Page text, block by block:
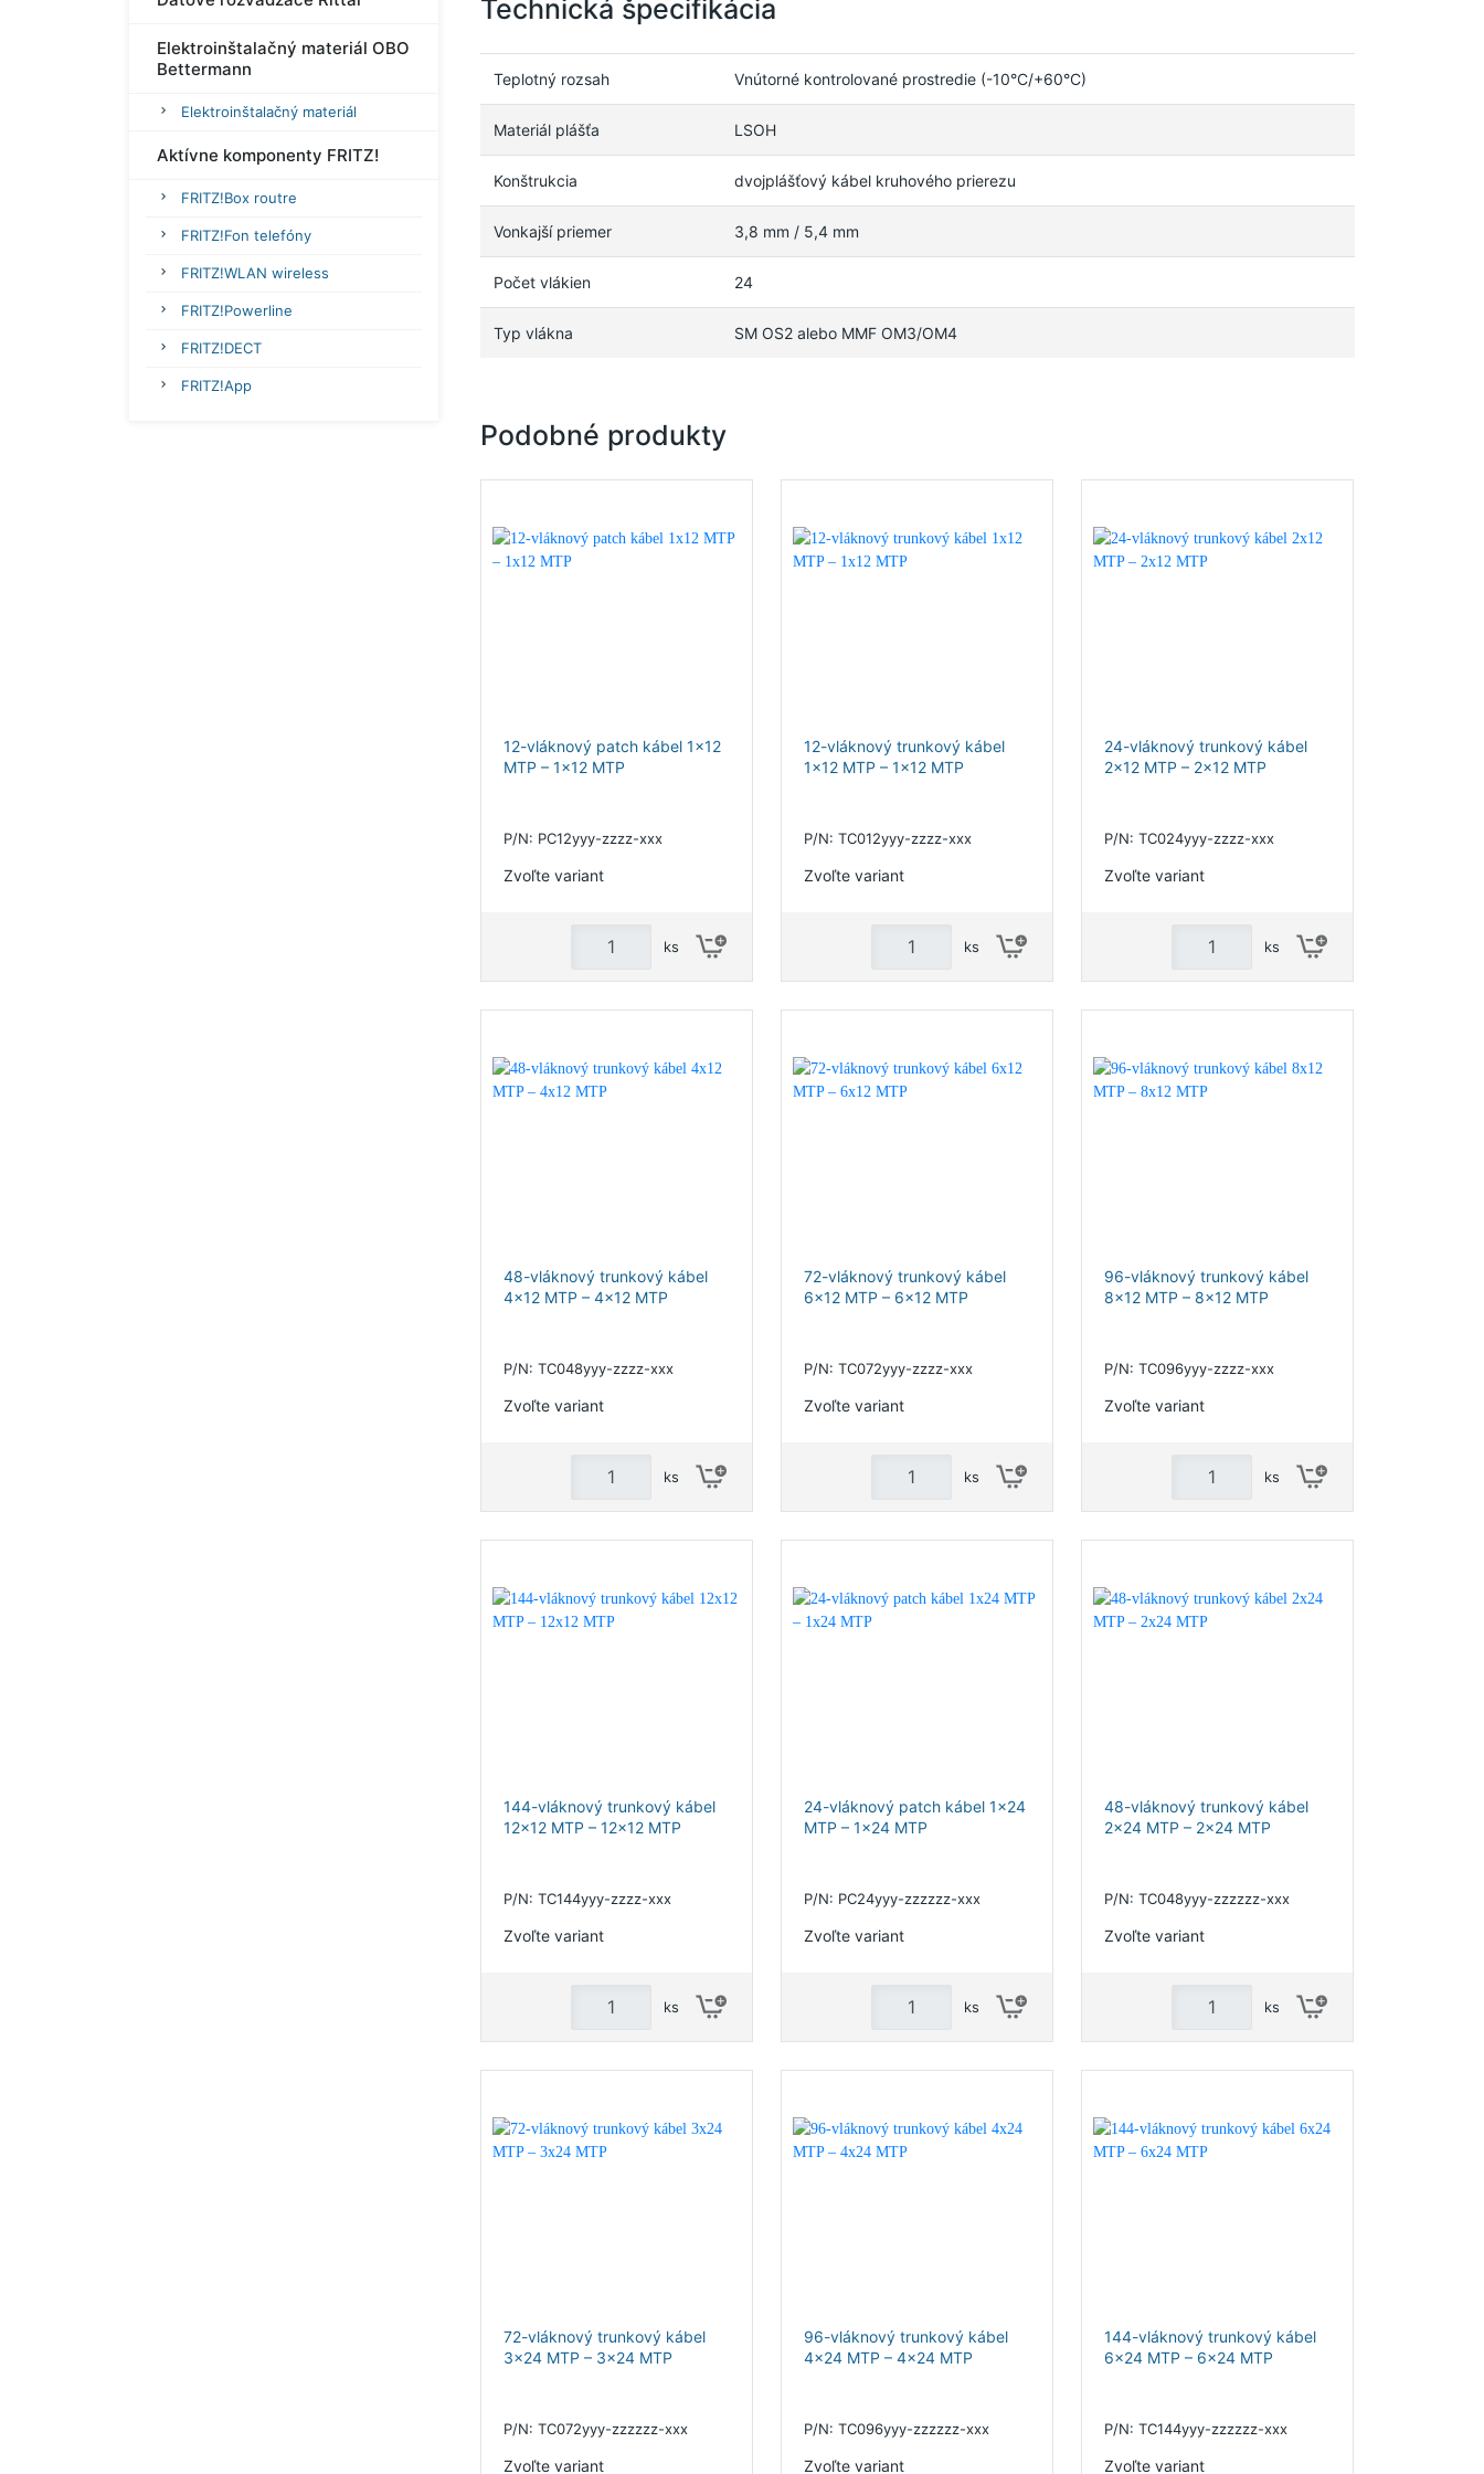
Elektroinštalačný materiál OBO
Bettermann
Elektroinštalačný materiál
Aktívne komponenty FRITZ!
FRITZ!Box routre
FRITZ!Fon telefóny
FRITZ!WLAN wireless
FRITZ!Powerline
FRITZ!DECT
FRITZ!App
Technická špecifikácia
Teplotný rozsah Vnútorné kontrolované prostredie (-10°C/+60°C)
Materiál plášťa LSOH
Konštrukcia dvojplášťový kábel kruhového prierezu
Vonkajší priemer 3,8 mm / 5,4 mm
Počet vlákien 24
Typ vlákna SM OS2 alebo MMF OM3/OM4
Podobné produkty
12-vláknový patch kábel 1x12
MTP – 1x12 MTP
P/N: PC12yyy-zzzz-xxx
Zvoľte variant
ks
12-vláknový trunkový kábel
1x12 MTP – 1x12 MTP
P/N: TC012yyy-zzzz-xxx
Zvoľte variant
ks
24-vláknový trunkový kábel
2x12 MTP – 2x12 MTP
P/N: TC024yyy-zzzz-xxx
Zvoľte variant
ks
48-vláknový trunkový kábel
4x12 MTP – 4x12 MTP
P/N: TC048yyy-zzzz-xxx
Zvoľte variant
ks
72-vláknový trunkový kábel
6x12 MTP – 6x12 MTP
P/N: TC072yyy-zzzz-xxx
Zvoľte variant
ks
96-vláknový trunkový kábel
8x12 MTP – 8x12 MTP
P/N: TC096yyy-zzzz-xxx
Zvoľte variant
ks
144-vláknový trunkový kábel
12x12 MTP – 12x12 MTP
P/N: TC144yyy-zzzz-xxx
Zvoľte variant
ks
24-vláknový patch kábel 1x24
MTP – 1x24 MTP
P/N: PC24yyy-zzzzzz-xxx
Zvoľte variant
ks
48-vláknový trunkový kábel
2x24 MTP – 2x24 MTP
P/N: TC048yyy-zzzzzz-xxx
Zvoľte variant
ks
72-vláknový trunkový kábel
3x24 MTP – 3x24 MTP
P/N: TC072yyy-zzzzzz-xxx
Zvoľte variant
96-vláknový trunkový kábel
4x24 MTP – 4x24 MTP
P/N: TC096yyy-zzzzzz-xxx
Zvoľte variant
144-vláknový trunkový kábel
6x24 MTP – 6x24 MTP
P/N: TC144yyy-zzzzzz-xxx
Zvoľte variant